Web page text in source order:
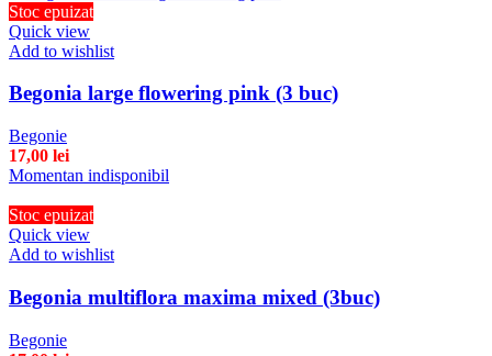
Stoc epuizat
Quick view
Add to wishlist
Begonia large flowering pink (3 buc)
Begonie
17,00 lei
Momentan indisponibil
Stoc epuizat
Quick view
Add to wishlist
Begonia multiflora maxima mixed (3buc)
Begonie